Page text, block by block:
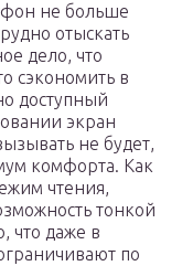
не больше
отыскать
дело, что
сэкономить в
доступный
экран
не будет,
комфорта. Как
чтения,
тонкой
что даже в
по